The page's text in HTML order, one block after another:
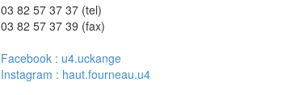
03 82 57 37 37 (tel)
03 82 57 37 39 (fax)
Facebook : u4.uckange
Instagram : haut.fourneau.u4